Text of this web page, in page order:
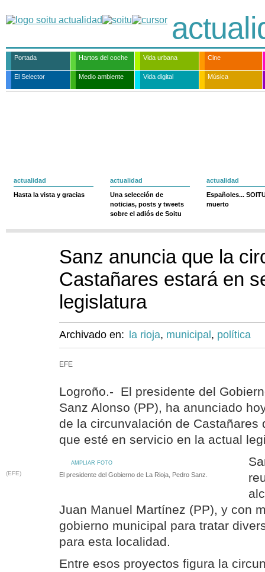
Portada Hartos del coche Vida urbana Cine
El Selector Medio ambiente Vida digital Música
actualidad
Hasta la vista y gracias
actualidad
Una selección de
noticias, posts y tweets
sobre el adiós de Soitu
actualidad
Españoles...
muerto
Sanz anuncia que la
Castañares estará en
legislatura
Archivado en: la rioja, municipal , política
EFE
Logroño.- El presidente del
Sanz Alonso (PP), ha anunciado
de la circunvalación de Castañares
que esté en servicio en la actual
AMPLIAR FOTO
(EFE) El presidente del Gobierno de La Rioja, Pedro Sanz.
Juan Manuel Martínez (PP), y con
gobierno municipal para tratar
para esta localidad.
Entre esos proyectos figura la